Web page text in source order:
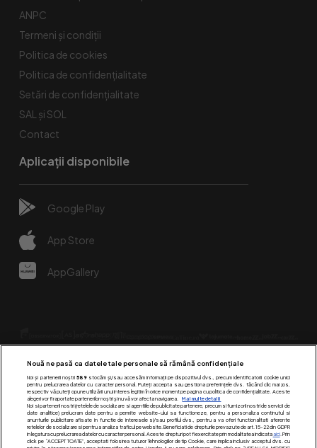
ANPC
Termeni și condiții
Politica de cookies
Politica de confidențialitate
Setări de confidențialitate
SAL și SOL
Contact
Aplicații disponibile
Google Play
App Store
AppGallery
Urmărește-ne pe:
Nouă ne pasă ca datele tale personale să rămână confidențiale
Noi și partenerii noștri 589stocăm și/sau accesăm informații pe dispozitivul dvs., precum identificatorii cookie unici
pentru prelucrarea datelor cu caracter personal. Puteți accepta sau gestiona preferințele dvs. făcând clic mai jos,
respectiv vă puteți opune utilizării unui interes legitim în orice moment pe pagina cu politica de confidențialitate. Aceste
alegeri vor fi raportate partenerilor noștri și nu vă vor afecta navigarea.
Mai multe detalii
Noi si partenerii nostri (retelele de socializare si agentiile de publicitate partenere, precum si furnizorii nostri de servicii de
date analitice) prelucram date pentru a permite website-ului sa functioneze, pentru a personaliza continutul si
anunturile publicitare afisate in functie de interesele si/sau profilul dvs., pentru a va oferi functionalitati aferente
retelelor de socializare si pentru a analiza traficul pe website. Beneficiati de drepturile prevazute de art. 15-22 din GDPR
in legatura cu prelucrarea datelor cu caracter personal. Aceste drepturi pot fi exercitate prin modalitatea indicataaici. Prin
click pe “ACCEPT TOATE”, acceptati folosirea tuturor Tehnologiilor de tip Cookie, care implica inclusiv acceptul dvs. cu